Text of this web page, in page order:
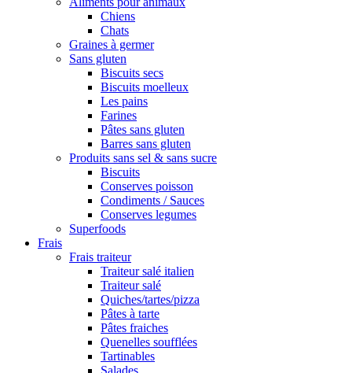
Chiens
Chats
Graines à germer
Sans gluten
Biscuits secs
Biscuits moelleux
Les pains
Farines
Pâtes sans gluten
Barres sans gluten
Produits sans sel & sans sucre
Biscuits
Conserves poisson
Condiments / Sauces
Conserves legumes
Superfoods
Frais
Frais traiteur
Traiteur salé italien
Traiteur salé
Quiches/tartes/pizza
Pâtes à tarte
Pâtes fraiches
Quenelles soufflées
Tartinables
Salades